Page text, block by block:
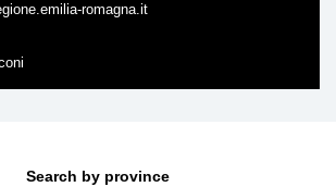
romagna.it
Search by province